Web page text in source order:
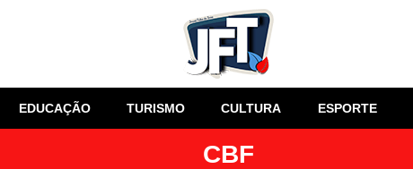
EDUCAÇÃO TURISMO CULTURA ESPORTE
CBF